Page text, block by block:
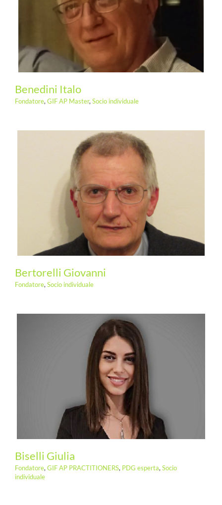
Benedini Italo
Fondatore, GIF AP Master, Socio individuale
Bertorelli Giovanni
Fondatore, Socio individuale
Biselli Giulia
Fondatore, GIF AP PRACTITIONERS, PDG esperta, Socio
individuale